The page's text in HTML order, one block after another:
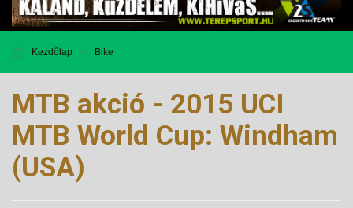
Kezdőlap Bike
MTB akció - 2015 UCI
MTB World Cup: Windham
(USA)